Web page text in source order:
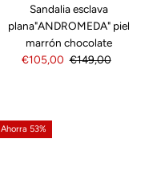
Sandalia esclava
plana"ANDROMEDA" piel
marrón chocolate
Precio
€105,00 Precio
€149,00
Ahorra 53%